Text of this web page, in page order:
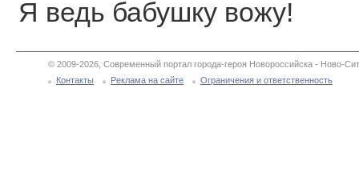
Я ведь бабушку вожу!
© 2009-2026, Современный портал города-героя Новороссийска - Ново-
Контакты
Реклама на сайте Ограничения и ответственность